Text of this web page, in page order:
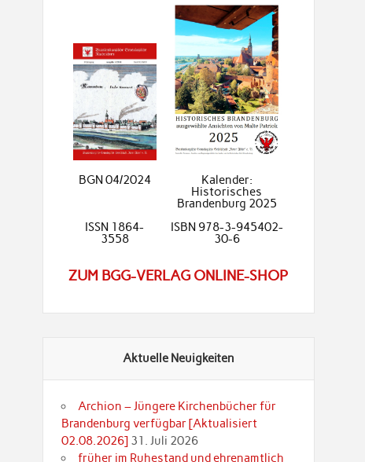
BGN 04/2024
Kalender:
Historisches
Brandenburg 2025
ISSN 1864-
3558
ISBN 978-3-945402-
30-6
ZUM BGG-VERLAG ONLINE-SHOP
Aktuelle Neuigkeiten
Archion – Jüngere Kirchenbücher für
Brandenburg verfügbar [Aktualisiert
02.08.2026] 31. Juli 2026
früher im Ruhestand und ehrenamtlich